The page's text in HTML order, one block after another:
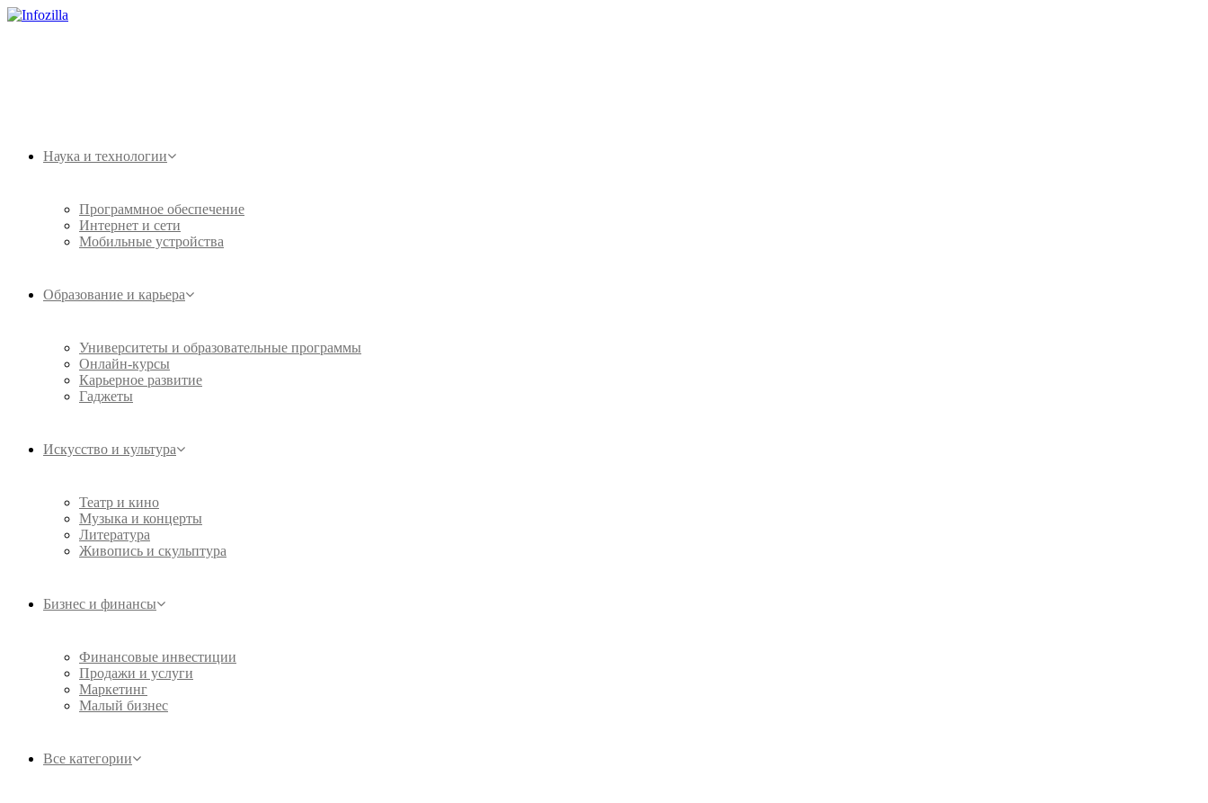
Наука и технологии
Программное обеспечение
Интернет и сети
Мобильные устройства
Образование и карьера
Университеты и образовательные программы
Онлайн-курсы
Карьерное развитие
Гаджеты
Искусство и культура
Театр и кино
Музыка и концерты
Литература
Живопись и скульптура
Бизнес и финансы
Финансовые инвестиции
Продажи и услуги
Маркетинг
Малый бизнес
Все категории